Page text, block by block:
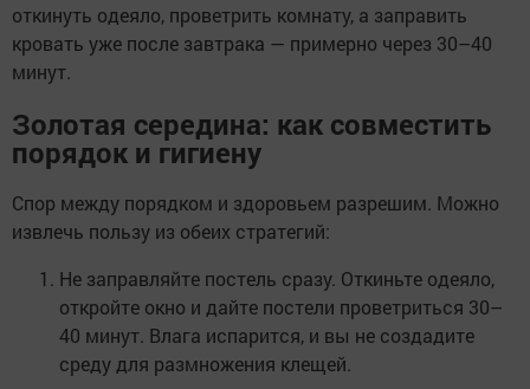
откинуть одеяло, проветрить комнату, а заправить
кровать уже после завтрака — примерно через 30–40
минут.
Золотая середина: как совместить
порядок и гигиену
Спор между порядком и здоровьем разрешим. Можно
извлечь пользу из обеих стратегий:
Не заправляйте постель сразу. Откиньте одеяло,
откройте окно и дайте постели проветриться 30–
40 минут. Влага испарится, и вы не создадите
среду для размножения клещей.